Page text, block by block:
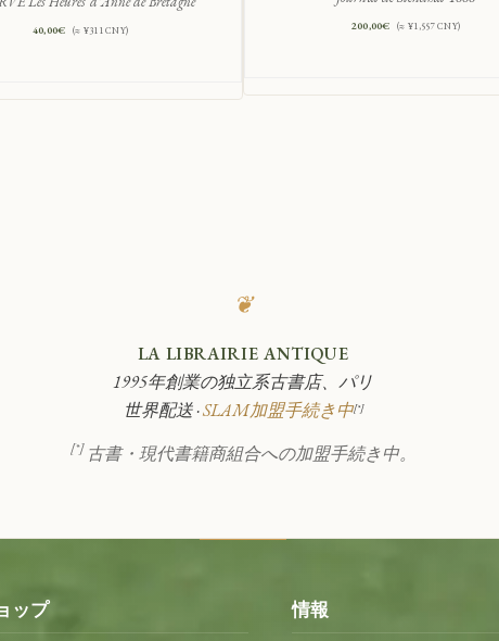
40,00€ (≈ ¥311 CNY) 200,00€ (≈ ¥1,557 CNY)
❦
LA LIBRAIRIE ANTIQUE
1995年創業の独立系古書店、パリ
世界配送 ·SLAM加盟手続き中[*]
[*]古書・現代書籍商組合への加盟手続き中。
ップ 情報